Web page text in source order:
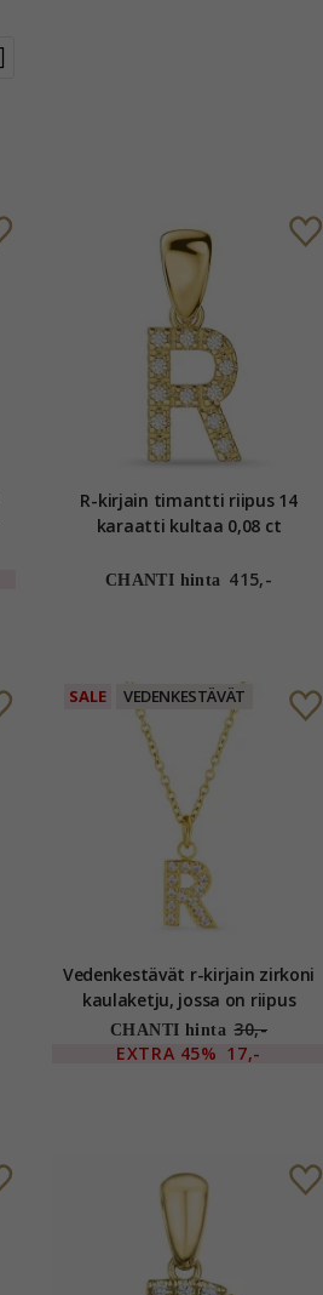
R-kirjain timantti riipus 14
karaatti kultaa 0,08 ct
CHANTI hinta 415,-
SALE VEDENKESTÄVÄT
Vedenkestävät r-kirjain zirkoni
kaulaketju, jossa on riipus
kullattu teräs - OCEANA
CHANTI hinta 30,-
EXTRA 45% 17,-